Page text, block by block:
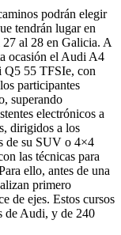
podrán elegir
tendrán lugar en
al 28 en Galicia. A
ocasión el Audi A4
55 TFSIe, con
participantes
superando
electrónicos a
dirigidos a los
de su SUV o 4×4
las técnicas para
ello, antes de una
primero
de ejes. Estos cursos
de Audi, y de 240